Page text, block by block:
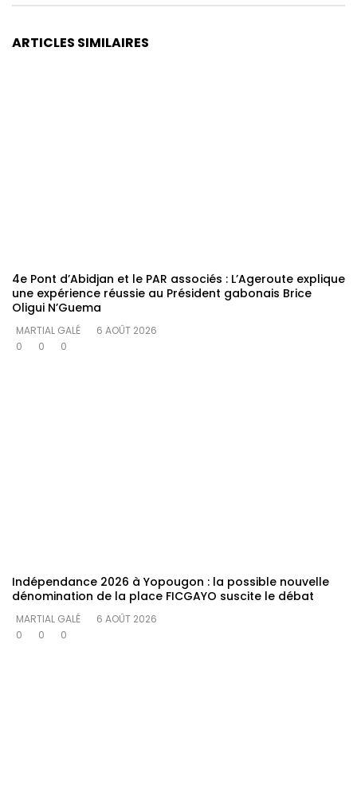
ARTICLES SIMILAIRES
4e Pont d’Abidjan et le PAR associés : L’Ageroute explique
une expérience réussie au Président gabonais Brice
Oligui N’Guema
MARTIAL GALÉ
6 AOÛT 2026
0
0 0
Indépendance 2026 à Yopougon : la possible nouvelle
dénomination de la place FICGAYO suscite le débat
MARTIAL GALÉ
6 AOÛT 2026
0
0 0